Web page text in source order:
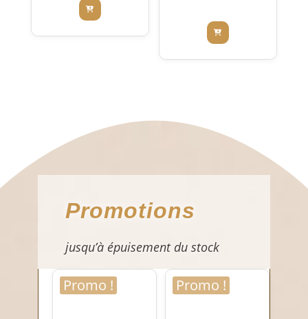
Promotions
jusqu’à épuisement du stock
Promo ! Promo !